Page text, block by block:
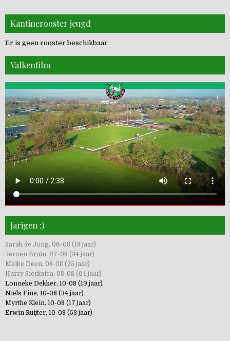
Kantinerooster jeugd
Er is geen rooster beschikbaar
Valkenfilm
Jarigen :)
Sarah de Jong, 06-08 (18 jaar)
Jeroen Bruin, 07-08 (34 jaar)
Meike Deen, 08-08 (25 jaar)
Harry Sierkstra, 08-08 (64 jaar)
Lonneke Dekker, 10-08 (19 jaar)
Niels Fine, 10-08 (34 jaar)
Myrthe Klein, 10-08 (17 jaar)
Erwin Ruijter, 10-08 (53 jaar)